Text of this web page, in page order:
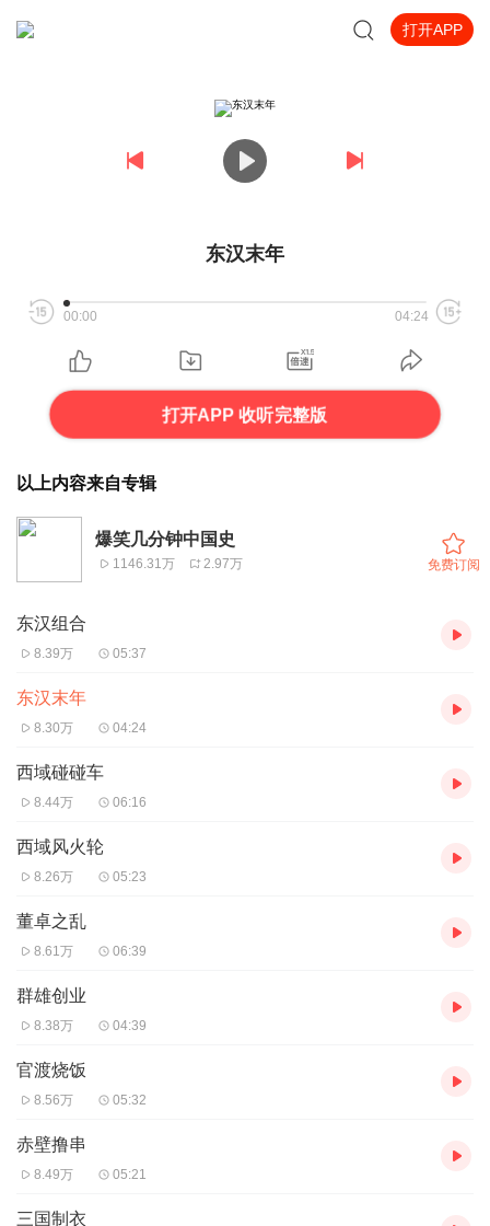
打开APP
东汉末年
00:00 04:24
打开APP 收听完整版
以上内容来自专辑
爆笑几分钟中国史
1146.31万 2.97万 免费订阅
东汉组合
8.39万 05:37
东汉末年
8.30万 04:24
西域碰碰车
8.44万 06:16
西域风火轮
8.26万 05:23
董卓之乱
8.61万 06:39
群雄创业
8.38万 04:39
官渡烧饭
8.56万 05:32
赤壁撸串
8.49万 05:21
三国制衣